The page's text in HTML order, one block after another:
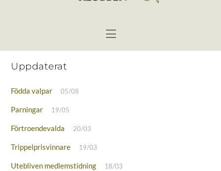
Menu
Uppdaterat
Födda valpar 05/08
Parningar 19/05
Förtroendevalda 20/03
Trippelprisvinnare 19/03
Utebliven medlemstidning 18/03